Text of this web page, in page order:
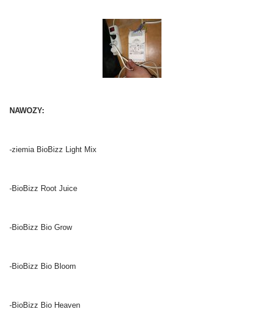
NAWOZY:
-ziemia BioBizz Light Mix
-BioBizz Root Juice
-BioBizz Bio Grow
-BioBizz Bio Bloom
-BioBizz Bio Heaven